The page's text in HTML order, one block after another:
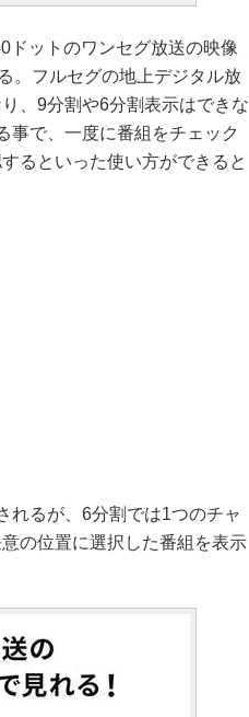
ドットのワンセグ放送の映像
。フルセグの地上デジタル放
、9分割や6分割表示はできな
事で、一度に番組をチェック
るといった使い方ができると
れるが、6分割では1つのチャ
の位置に選択した番組を表示